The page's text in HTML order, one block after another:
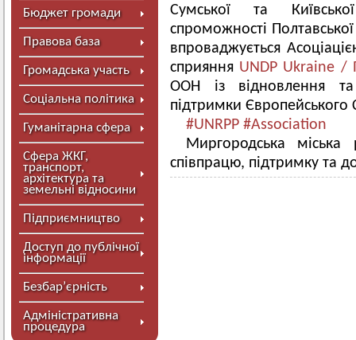
Бюджет громади
Правова база
Громадська участь
Соціальна політика
Гуманітарна сфера
Сфера ЖКГ,
транспорт,
архітектура та
земельні відносини
Підприємництво
Доступ до публічної
інформації
Безбар’єрність
Адміністративна
процедура
Сумської та
спроможності
впроваджується
сприяння UNDP Ukraine /
ООН із відновлення
підтримки Європейського
#UNRPP #Association
Миргородська
співпрацю, підтримку та